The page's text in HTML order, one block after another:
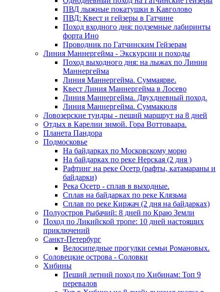
ПВД лыжные покатушки в Кавголово
ПВД: Квест и гейзеры в Гатчине
Поход входного дня: подземные лабиринты
форта Ино
Проводник по Гатчинским Гейзерам
Линия Маннергейма - Экскурсии и походы
Поход выходного дня: на лыжах по Линии
Маннергейма
Линия Маннергейма. Суммаярве.
Квест Линия Маннергейма в Лосево
Линия Маннергейма. Двухдневный поход.
Линия Маннергейма. Суммакюля
Ловозерские тундры - пеший маршрут на 8 дней
Отдых в Карелии зимой. Гора Воттоваара.
Планета Пандора
Подмосковье
На байдарках по Московскому морю
На байдарках по реке Нерская (2 дня )
Рафтинг на реке Осетр (рафты, катамараны и
байдарки)
Река Осетр - сплав в выходные.
Сплав на байдарках по реке Клязьма
Сплав по реке Киржач (2 дня на байдарках)
Полуостров Рыбачий: 8 дней по Краю Земли
Поход по Ликийской тропе: 10 дней настоящих
приключений
Санкт-Петербург
Велосипедные прогулки семьи Романовых.
Соловецкие острова - Соловки
Хибины
Пеший летний поход по Хибинам: Топ 9
перевалов